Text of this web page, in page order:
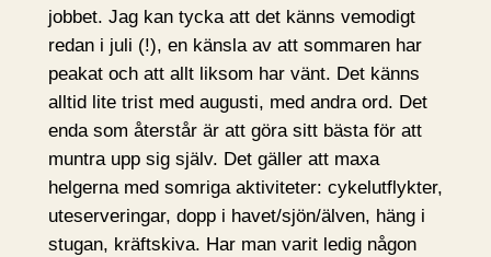
jobbet. Jag kan tycka att det känns vemodigt
redan i juli (!), en känsla av att sommaren har
peakat och att allt liksom har vänt. Det känns
alltid lite trist med augusti, med andra ord. Det
enda som återstår är att göra sitt bästa för att
muntra upp sig själv. Det gäller att maxa
helgerna med somriga aktiviteter: cykelutflykter,
uteserveringar, dopp i havet/sjön/älven, häng i
stugan, kräftskiva. Har man varit ledig någon